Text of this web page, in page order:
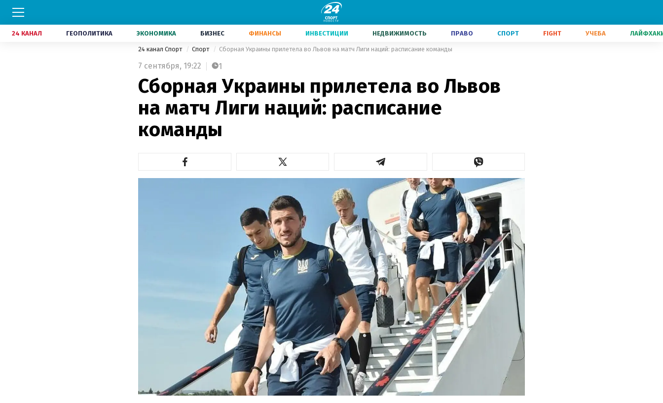
24 КАНАЛ ГЕОПОЛИТИКА ЭКОНОМИКА БИЗНЕС ФИНАНСЫ ИНВЕСТИЦИИ НЕДВИЖИМОСТЬ ПРАВО СПОРТ FIGHT УЧЕБА
24 канал Спорт Спорт Сборная Украины прилетела во Львов на матч Лиги наций: расписание команды
7 сентября, 19:22 1
Сборная Украины прилетела во Львов
на матч Лиги наций: расписание
команды